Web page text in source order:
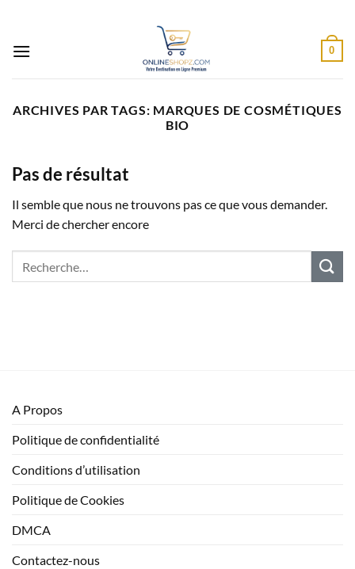
contenu
0
ARCHIVES PAR TAGS: MARQUES DE COSMÉTIQUES
BIO
Pas de résultat
Il semble que nous ne trouvons pas ce que vous demander.
Merci de chercher encore
A Propos
Politique de confidentialité
Conditions d’utilisation
Politique de Cookies
DMCA
Contactez-nous